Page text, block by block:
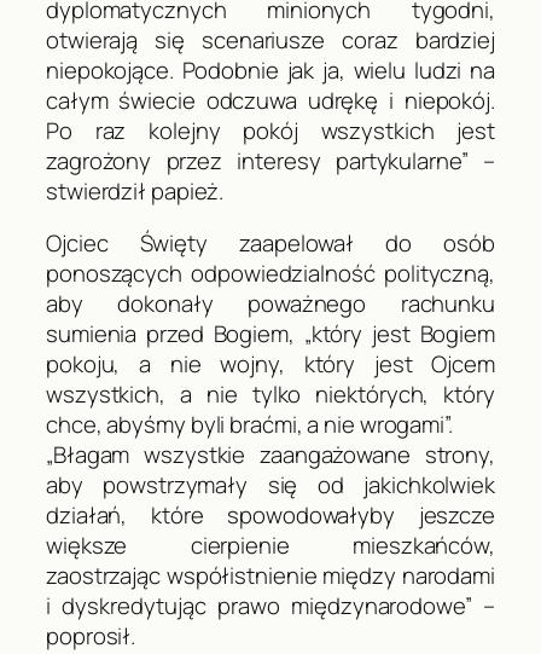
dyplomatycznych minionych tygodni,
otwierają się scenariusze coraz bardziej
niepokojące. Podobnie jak ja, wielu ludzi na
całym świecie odczuwa udrękę i niepokój.
Po raz kolejny pokój wszystkich jest
zagrożony przez interesy partykularne” –
stwierdził papież.
Ojciec Święty zaapelował do osób
ponoszących odpowiedzialność polityczną,
aby dokonały poważnego rachunku
sumienia przed Bogiem, „który jest Bogiem
pokoju, a nie wojny, który jest Ojcem
wszystkich, a nie tylko niektórych, który
chce, abyśmy byli braćmi, a nie wrogami”.
„Błagam wszystkie zaangażowane strony,
aby powstrzymały się od jakichkolwiek
działań, które spowodowałyby jeszcze
większe cierpienie mieszkańców,
zaostrzając współistnienie między narodami
i dyskredytując prawo międzynarodowe” –
poprosił.